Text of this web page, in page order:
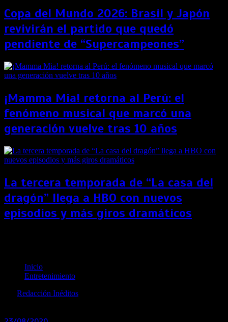
Copa del Mundo 2026: Brasil y Japón
revivirán el partido que quedó
pendiente de “Supercampeones”
¡Mamma Mia! retorna al Perú: el
fenómeno musical que marcó una
generación vuelve tras 10 años
La tercera temporada de “La casa del
dragón” llega a HBO con nuevos
episodios y más giros dramáticos
Inicio
Entretenimiento
Redacción Inéditos